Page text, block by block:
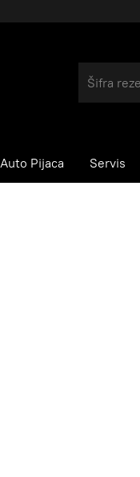
Auto Pijaca Servis